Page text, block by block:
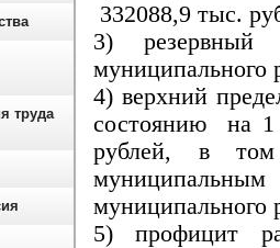
332088,9 тыс.
3) резервный
4) верхний
состоянию на 1
рублей, в
5) профицит
труда